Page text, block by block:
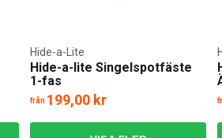
Hide-a-lite Singelspotfäste
1-fas
Hide-a-Lite
från 199,00 kr